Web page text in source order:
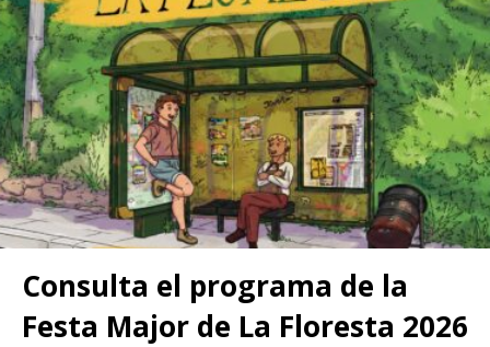
Consulta el programa de la
Festa Major de La Floresta 2026